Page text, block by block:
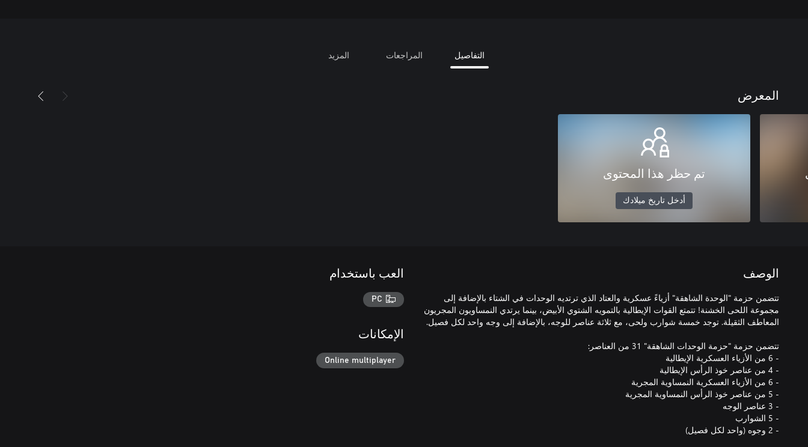
التفاصيل المراجعات المزيد
المعرض
تم حظر هذا المحتوى
أدخل تاريخ ميلادك
الوصف
تتضمن حزمة "الوحدة الشاهقة" أزياءً عسكرية والعتاد الذي ترتديه الوحدات في الشتاء بالإضافة إلى
مجموعة اللحى الخشنة! تتمتع القوات الإيطالية بالتمويه الشتوي الأبيض، بينما يرتدي النمساويون المجريون
العب باستخدام
PC
الإمكانات
Online multiplayer